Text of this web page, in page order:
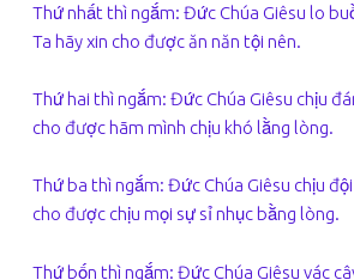
Thứ nhất thì ngắm: Đức Chúa Giêsu lo
Ta hãy xin cho được ăn năn tội nên.
Thứ hai thì ngắm: Đức Chúa Giêsu chịu
cho được hãm mình chịu khó lằng lòng.
Thứ ba thì ngắm: Đức Chúa Giêsu chịu
cho được chịu mọi sự sỉ nhục bằng lòng.
Thứ bốn thì ngắm: Đức Chúa Giêsu vác